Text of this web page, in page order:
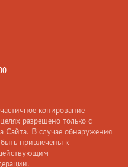
копирование
разрешено только с
Сайта. В случае обнаружения
привлечены к
действующим